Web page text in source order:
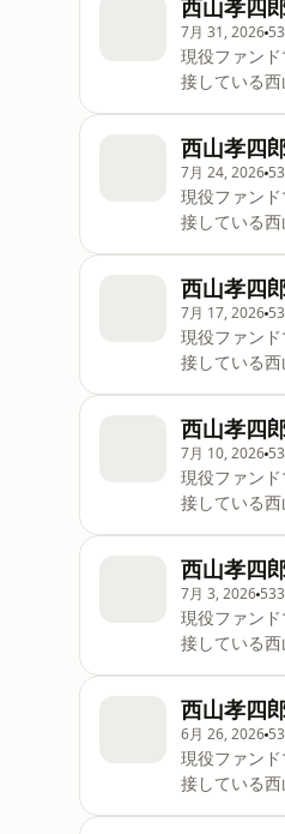
西山孝四
7月 31, 2026
現役ファン
接している
西山孝四
7月 24, 2026
現役ファン
接している
西山孝四
7月 17, 2026
現役ファン
接している
西山孝四
7月 10, 2026
現役ファン
接している
西山孝四
7月 3, 2026
現役ファン
接している
西山孝四
6月 26, 2026
現役ファン
接している